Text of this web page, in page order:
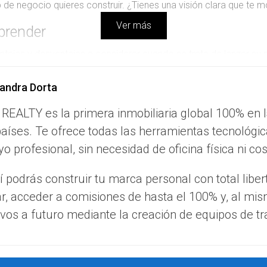
de negocio quieres construir. ¿Tienes una visión clara que te
negocio, lo que significa que puedes establecer tus propias
que compartir con una agencia, tus ganancias
la oportunidad de construir y fortalecer tu propia marca, lo
una inversión inicial, y sin una planificación adecuada,
los aspectos del negocio por tu cuenta, desde la
Ver más
Dorta
es la primera inmobiliaria global 100%
Te ofrece todas las herramientas
profesional, sin necesidad de oficina física ni
podrás construir tu marca personal con total
acceder a comisiones de hasta el 100% y, al
a futuro mediante la creación de equipos de